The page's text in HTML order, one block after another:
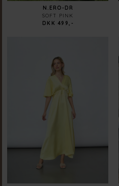
N.ERO-DR
SOFT PINK
DKK 499,-